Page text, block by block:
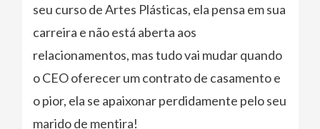
seu curso de Artes Plásticas, ela pensa em sua
carreira e não está aberta aos
relacionamentos, mas tudo vai mudar quando
o CEO oferecer um contrato de casamento e
o pior, ela se apaixonar perdidamente pelo seu
marido de mentira!